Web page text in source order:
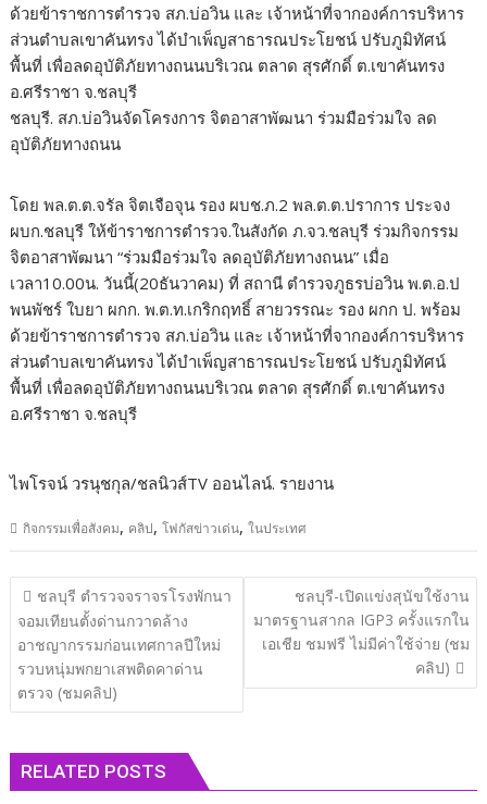
ด้วยข้าราชการตำรวจ สภ.บ่อวิน และ เจ้าหน้าที่จากองค์การบริหาร
ส่วนตำบลเขาคันทรง ได้บำเพ็ญสาธารณประโยชน์ ปรับภูมิทัศน์
พื้นที่ เพื่อลดอุบัติภัยทางถนนบริเวณ ตลาด สุรศักดิ์ ต.เขาคันทรง
อ.ศรีราชา จ.ชลบุรี
ชลบุรี. สภ.บ่อวินจัดโครงการ จิตอาสาพัฒนา ร่วมมือร่วมใจ ลด
อุบัติภัยทางถนน
โดย พล.ต.ต.จรัล จิตเจือจุน รอง ผบช.ภ.2 พล.ต.ต.ปราการ ประจง
ผบก.ชลบุรี ให้ข้าราชการตำรวจ.ในสังกัด ภ.จว.ชลบุรี ร่วมกิจกรรม
จิตอาสาพัฒนา “ร่วมมือร่วมใจ ลดอุบัติภัยทางถนน” เมื่อ
เวลา10.00น. วันนี้(20ธันวาคม) ที่ สถานี ตำรวจภูธรบ่อวิน พ.ต.อ.ป
พนพัชร์ ใบยา ผกก. พ.ต.ท.เกริกฤทธิ์ สายวรรณะ รอง ผกก ป. พร้อม
ด้วยข้าราชการตำรวจ สภ.บ่อวิน และ เจ้าหน้าที่จากองค์การบริหาร
ส่วนตำบลเขาคันทรง ได้บำเพ็ญสาธารณประโยชน์ ปรับภูมิทัศน์
พื้นที่ เพื่อลดอุบัติภัยทางถนนบริเวณ ตลาด สุรศักดิ์ ต.เขาคันทรง
อ.ศรีราชา จ.ชลบุรี
ไพโรจน์ วรนุชกุล/ชลนิวส์TV ออนไลน์. รายงาน
กิจกรรมเพื่อสังคม, คลิป,โฟกัสข่าวเด่น,ในประเทศ
แนะแนว
เรื่อง
ชลบุรี ตำรวจจราจรโรงพักนา
จอมเทียนตั้งด่านกวาดล้าง
อาชญากรรมก่อนเทศกาลปีใหม่
รวบหนุ่มพกยาเสพติดคาด่าน
ตรวจ (ชมคลิป)
ชลบุรี​-เปิดแข่งสุนัขใช้งาน
มาตรฐานสากล IGP3 ครั้งแรกใน
เอเชีย ชมฟรี ไม่มีค่าใช้จ่าย (ชม
คลิป)
RELATED POSTS